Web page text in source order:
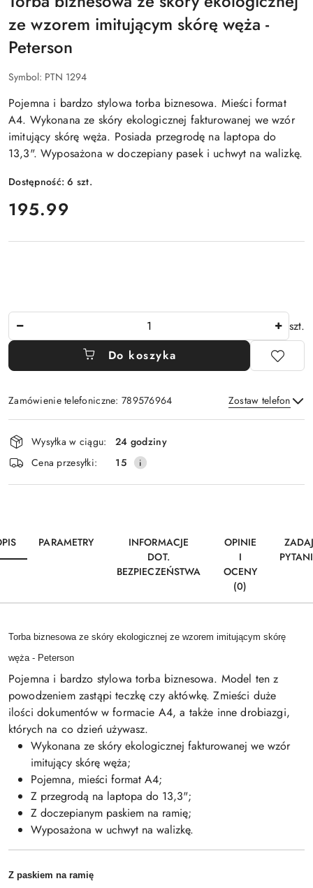
ze wzorem imitującym skórę węża -
Peterson
Symbol: PTN 1294
Pojemna i bardzo stylowa torba biznesowa. Mieści format
A4. Wykonana ze skóry ekologicznej fakturowanej we wzór
imitujący skórę węża. Posiada przegrodę na laptopa do
13,3". Wyposażona w doczepiany pasek i uchwyt na walizkę.
Dostępność:6 szt.
cena:
195.99
szt.
Do koszyka
Zamówienie telefoniczne: 789576964 Zostaw telefon
Wyślij
Dostępność
i
dostawa
Wysyłka w ciągu:
24 godziny
Cena przesyłki:
15
PARAMETRY
INFORMACJE
DOT.
BEZPIECZEŃSTWA
OPINIE
I
OCENY
(0)
Torba biznesowa ze skóry ekologicznej ze wzorem imitującym skórę
węża - Peterson
Pojemna i bardzo stylowa torba biznesowa. Model ten z
powodzeniem zastąpi teczkę czy aktówkę. Zmieści duże
ilości dokumentów w formacie A4, a także inne drobiazgi,
których na co dzień używasz.
Wykonana ze skóry ekologicznej fakturowanej we wzór
imitujący skórę węża;
Pojemna, mieści format A4;
Z przegrodą na laptopa do 13,3";
Z doczepianym paskiem na ramię;
Wyposażona w uchwyt na walizkę.
Z paskiem na ramię